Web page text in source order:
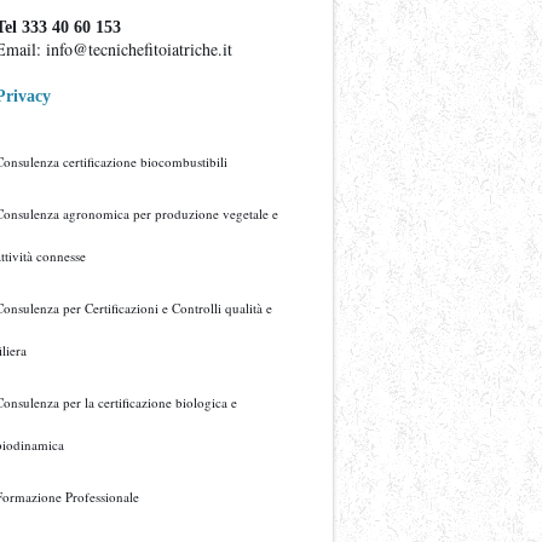
333 40 60 153
info@tecnichefitoiatriche.it
certificazione biocombustibili
agronomica per produzione vegetale e
connesse
per Certificazioni e Controlli qualità e
per la certificazione biologica e
Professionale